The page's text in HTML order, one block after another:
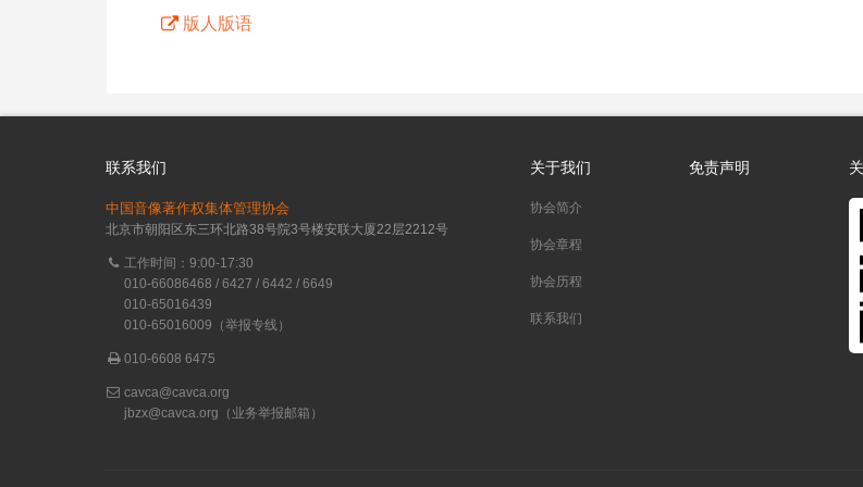
版人版语
联系我们
中国音像著作权集体管理协会
北京市朝阳区东三环北路38号院3号楼安联大厦22层2212号
工作时间：9:00-17:30
010-66086468 / 6427 / 6442 / 6649
010-65016439
010-65016009（举报专线）
010-6608 6475
cavca@cavca.org
jbzx@cavca.org （业务举报邮箱）
关于我们
协会简介
协会章程
协会历程
联系我们
免责声明